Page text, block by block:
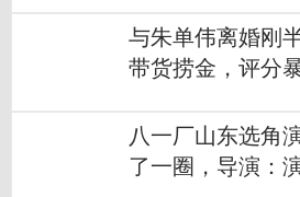
与朱单伟离婚刚
带货捞金，评分
八一厂山东选角
了一圈，导演：